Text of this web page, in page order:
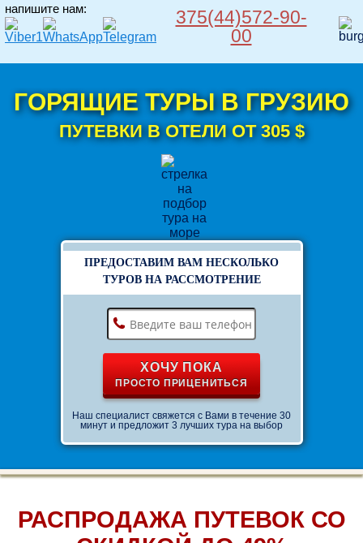
напишите нам:
375(44)572-90-
00
ГОРЯЩИЕ ТУРЫ В ГРУЗИЮ
ПУТЕВКИ В ОТЕЛИ ОТ 305 $
ПРЕДОСТАВИМ ВАМ НЕСКОЛЬКО
ТУРОВ НА РАССМОТРЕНИЕ
ХОЧУ ПОКА
ПРОСТО ПРИЦЕНИТЬСЯ
Наш специалист свяжется с Вами в течение 30
минут и предложит 3 лучших тура на выбор
РАСПРОДАЖА ПУТЕВОК СО